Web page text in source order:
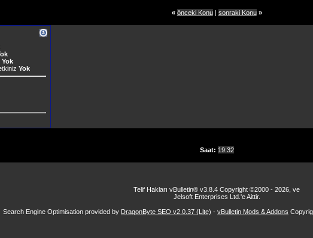
« önceki Konu| sonraki Konu »
Yok
Yok
Saat: 19:32
Telif Hakları vBulletin® v3.8.4 Copyright ©2000 - 2026, ve
Jelsoft Enterprises Ltd.'e Aittir.
Search Engine Optimisation provided by DragonByte SEO v2.0.37 (Lite) - vBulletin Mods & Addons